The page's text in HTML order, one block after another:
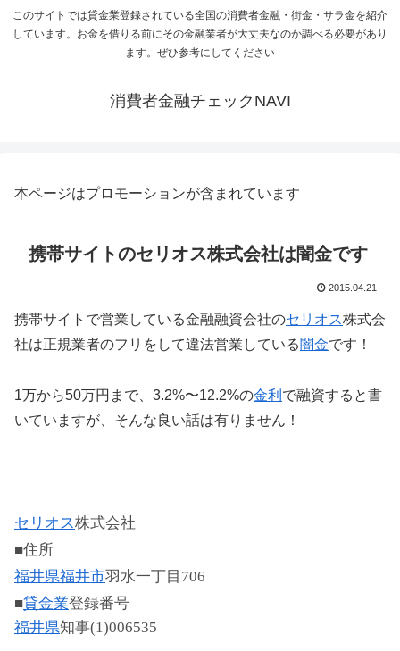
このサイトでは貸金業登録されている全国の消費者金融・街金・サラ金を紹介
しています。お金を借りる前にその金融業者が大丈夫なのか調べる必要があり
ます。ぜひ参考にしてください
消費者金融チェックNAVI
本ページはプロモーションが含まれています
携帯サイトのセリオス株式会社は闇金です
2015.04.21
携帯サイトで営業している金融融資会社のセリオス株式会
社は正規業者のフリをして違法営業している闇金です！
1万から50万円まで、3.2%〜12.2%の金利 で融資すると書
いていますが、そんな良い話は有りません！
セリオス株式会社
■住所
福井県福井市羽水一丁目706
■貸金業登録番号
福井県知事(1)006535